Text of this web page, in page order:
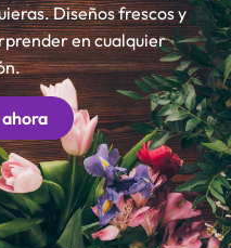
Diseños frescos y
en cualquier